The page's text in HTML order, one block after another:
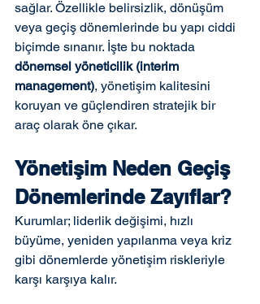
sağlar. Özellikle belirsizlik, dönüşüm
veya geçiş dönemlerinde bu yapı ciddi
biçimde sınanır. İşte bu noktada
dönemsel yöneticilik (interim
management), yönetişim kalitesini
koruyan ve güçlendiren stratejik bir
araç olarak öne çıkar.
Yönetişim Neden Geçiş
Dönemlerinde Zayıflar?
Kurumlar; liderlik değişimi, hızlı
büyüme, yeniden yapılanma veya kriz
gibi dönemlerde yönetişim riskleriyle
karşı karşıya kalır.